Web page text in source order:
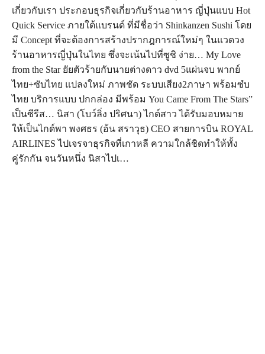
เกี่ยวกับเรา ประกอบธุรกิจเกี่ยวกับร้านอาหาร ญี่ปุ่นแบบ Hot
Quick Service ภายใต้แบรนด์ ที่มีชื่อว่า Shinkanzen Sushi โดย
มี Concept ที่จะต้องการสร้างปรากฎการณ์ใหม่ๆ ในแวดวง
ร้านอาหารญี่ปุ่นในไทย ซึ่งจะเน้นไปที่ซูชิ ง่าย… My Love
from the Star ยัยตัวร้ายกับนายต่างดาว dvd 5แผ่นจบ พากย์
ไทย+ซับไทย แปลงใหม่ ภาพชัด ระบบเสียง2ภาษา พร้อมซํบ
ไทย บริการแบบ ปกกล่อง มีพร้อม You Came From The Stars”
เป็นซีรีส… นิสา (โบว์ลิ่ง ปริศนา) ไกด์สาว ได้รับมอบหมาย
ให้เป็นไกด์พา พงศธร (อ้น สราวุธ) CEO สายการบิน ROYAL
AIRLINES ไปเจรจาธุรกิจที่เกาหลี ความใกล้ชิดทำให้ทั้ง
คู่รักกัน จนวันหนึ่ง นิสาไปเ…